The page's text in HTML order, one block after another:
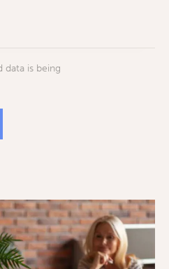
data is being